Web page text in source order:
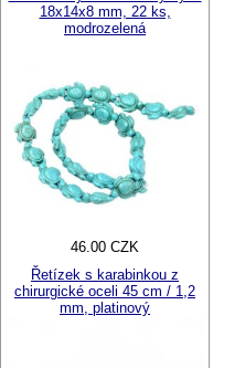
18x14x8 mm, 22 ks,
modrozelená
46.00 CZK
Řetízek s karabinkou z
chirurgické oceli 45 cm / 1,2
mm, platinový